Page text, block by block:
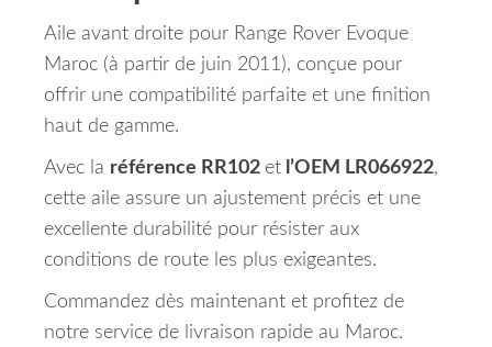
Aile avant droite pour Range Rover Evoque
Maroc (à partir de juin 2011), conçue pour
offrir une compatibilité parfaite et une finition
haut de gamme.
Avec la référence RR102 et l’OEM LR066922,
cette aile assure un ajustement précis et une
excellente durabilité pour résister aux
conditions de route les plus exigeantes.
Commandez dès maintenant et profitez de
notre service de livraison rapide au Maroc.